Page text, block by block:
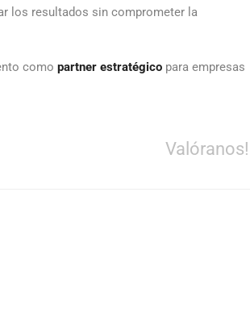
los resultados sin comprometer la
como partner estratégico para empresas
Valóranos!